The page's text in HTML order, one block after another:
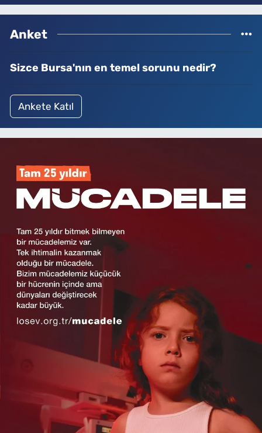
Anket
Sizce Bursa'nın en temel sorunu nedir?
Ankete Katıl